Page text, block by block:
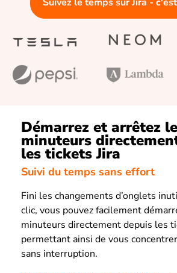
Démarrez et arrêtez
minuteurs
les tickets Jira
Suivi du temps sans effort
Fini les changements d’onglets
clic, vous pouvez facilement
minuteurs directement depuis les
permettant ainsi de vous
sans interruption.